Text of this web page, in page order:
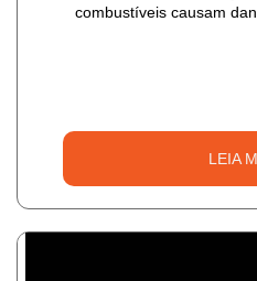
combustíveis causam
LEIA